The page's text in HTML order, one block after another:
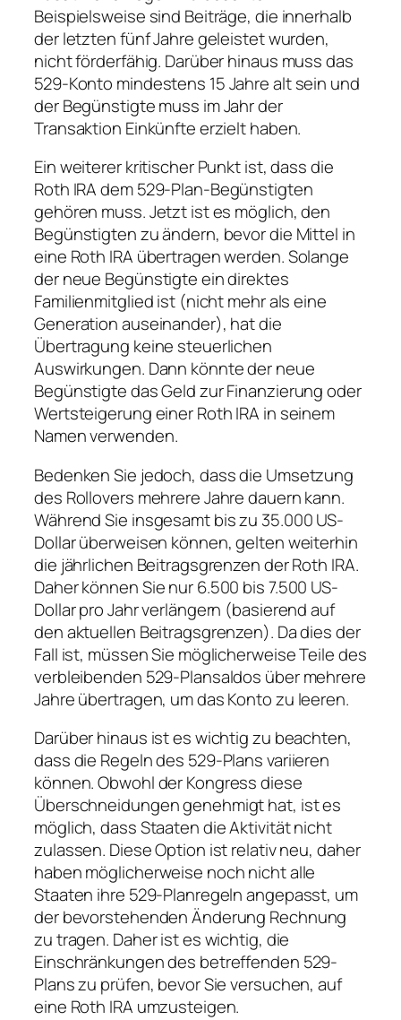
Beispielsweise sind Beiträge, die innerhalb
der letzten fünf Jahre geleistet wurden,
nicht förderfähig. Darüber hinaus muss das
529-Konto mindestens 15 Jahre alt sein und
der Begünstigte muss im Jahr der
Transaktion Einkünfte erzielt haben.
Ein weiterer kritischer Punkt ist, dass die
Roth IRA dem 529-Plan-Begünstigten
gehören muss. Jetzt ist es möglich, den
Begünstigten zu ändern, bevor die Mittel in
eine Roth IRA übertragen werden. Solange
der neue Begünstigte ein direktes
Familienmitglied ist (nicht mehr als eine
Generation auseinander), hat die
Übertragung keine steuerlichen
Auswirkungen. Dann könnte der neue
Begünstigte das Geld zur Finanzierung oder
Wertsteigerung einer Roth IRA in seinem
Namen verwenden.
Bedenken Sie jedoch, dass die Umsetzung
des Rollovers mehrere Jahre dauern kann.
Während Sie insgesamt bis zu 35.000 US-
Dollar überweisen können, gelten weiterhin
die jährlichen Beitragsgrenzen der Roth IRA.
Daher können Sie nur 6.500 bis 7.500 US-
Dollar pro Jahr verlängern (basierend auf
den aktuellen Beitragsgrenzen). Da dies der
Fall ist, müssen Sie möglicherweise Teile des
verbleibenden 529-Plansaldos über mehrere
Jahre übertragen, um das Konto zu leeren.
Darüber hinaus ist es wichtig zu beachten,
dass die Regeln des 529-Plans variieren
können. Obwohl der Kongress diese
Überschneidungen genehmigt hat, ist es
möglich, dass Staaten die Aktivität nicht
zulassen. Diese Option ist relativ neu, daher
haben möglicherweise noch nicht alle
Staaten ihre 529-Planregeln angepasst, um
der bevorstehenden Änderung Rechnung
zu tragen. Daher ist es wichtig, die
Einschränkungen des betreffenden 529-
Plans zu prüfen, bevor Sie versuchen, auf
eine Roth IRA umzusteigen.